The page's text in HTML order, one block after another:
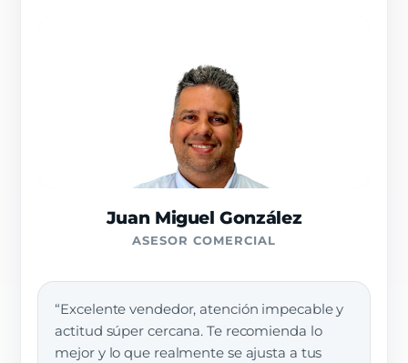
Juan Miguel González
ASESOR COMERCIAL
“Excelente vendedor, atención impecable y
actitud súper cercana. Te recomienda lo
mejor y lo que realmente se ajusta a tus